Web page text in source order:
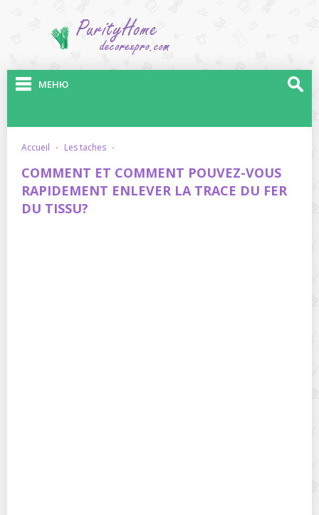
МЕНЮ
accueil · les taches ·
COMMENT ET COMMENT POUVEZ-VOUS
RAPIDEMENT ENLEVER LA TRACE DU FER
DU TISSU?